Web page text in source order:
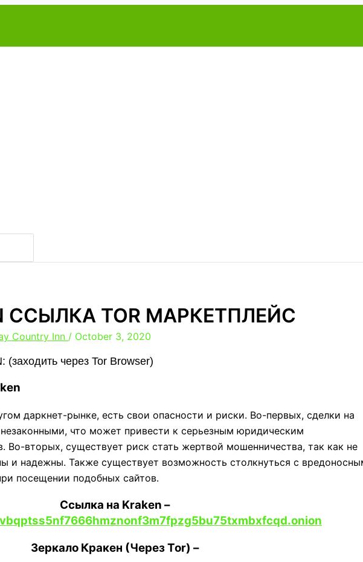
ССЫЛКА TOR МАРКЕТПЛЕЙС
Country Inn / October 3, 2020
через Tor Browser)
даркнет-рынке, есть свои опасности и риски. Во-первых, сделки на
что может привести к серьезным юридическим
Во-вторых, существует риск стать жертвой мошенничества, так как не
и надежны. Также существует возможность столкнуться с
посещении подобных сайтов.
Cсылка на Kraken –
Зеркало Кракен (Через Tor) –
Email* Website